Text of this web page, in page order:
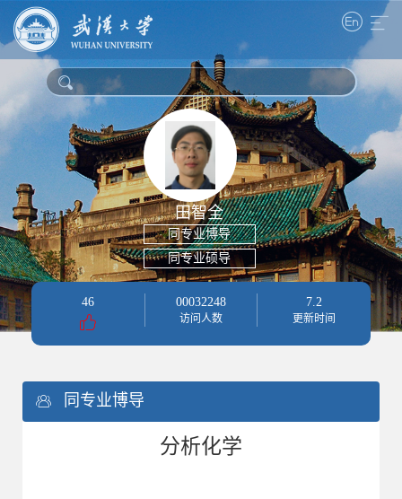
田智全
同专业博导
同专业硕导
46 00032248
访问人数
7.2
更新时间
同专业博导
分析化学